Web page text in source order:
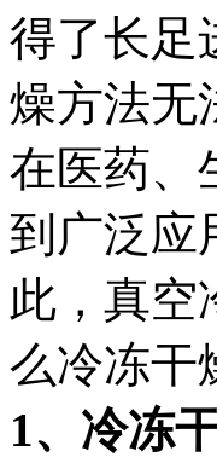
得了长足
燥方法无
在医药、
到广泛应
此，真空
么冷冻干
1、冷冻